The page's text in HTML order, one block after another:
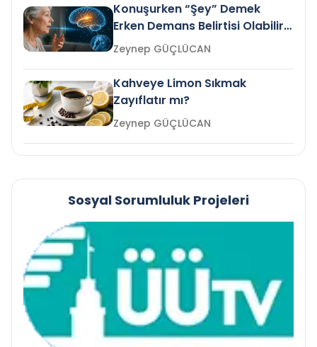
Konuşurken “Şey” Demek
Erken Demans Belirtisi Olabilir
mi?
Zeynep GÜÇLÜCAN
Kahveye Limon Sıkmak
Zayıflatır mı?
Zeynep GÜÇLÜCAN
Sosyal Sorumluluk Projeleri